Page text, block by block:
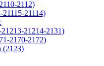
2112)
21114)
21214-2131)
2170-2172)
(2123)